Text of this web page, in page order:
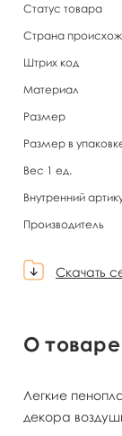
Статус товара
Страна
Штрих код
Материал
Размер
Размер в
Вес 1 ед.
Внутренний
Производитель
Скачать
О товаре
Легкие
декора